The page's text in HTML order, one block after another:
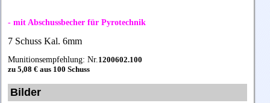
- mit Abschussbecher für Pyrotechnik
7 Schuss Kal. 6mm
Munitionsempfehlung: Nr.1200602.100
zu 5,08 € aus 100 Schuss
Bilder